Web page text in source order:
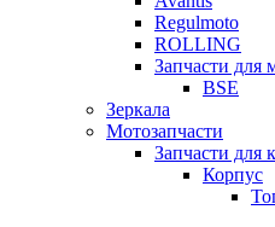
Regulmoto
ROLLING
Запчасти для
BSE
Зеркала
Мотозапчасти
Запчасти для
Корпус